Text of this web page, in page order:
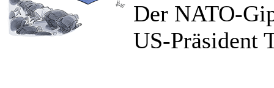
Der NATO-
US-Präsident